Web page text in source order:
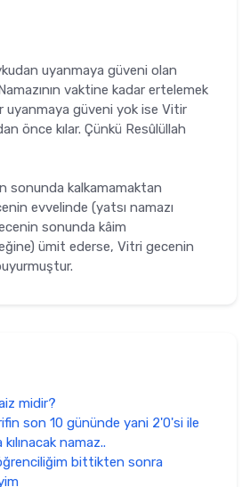
uyanmaya güveni olan
vaktine kadar ertelemek
uyanmaya güveni yok ise Vitir
önce kılar. Çünkü Resûlüllah
sonunda kalkamamaktan
evvelinde (yatsı namazı
sonunda kâim
ümit eder­se, Vitri gecenin
midir?
son 10 gününde yani 2'0'si ile
namaz..
öğrenciliğim bittikten sonra